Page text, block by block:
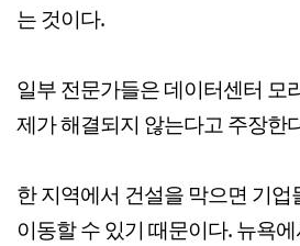
는 것이다.
일부 전문가들은 데이터센터 모
제가 해결되지 않는다고 주장한
한 지역에서 건설을 막으면 기
이동할 수 있기 때문이다. 뉴욕